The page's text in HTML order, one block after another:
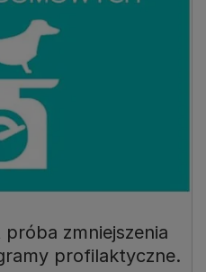
zmniejszenia
profilaktyczne.